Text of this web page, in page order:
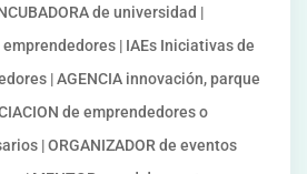
de universidad |
emprendedores | IAEs Iniciativas de
| AGENCIA innovación, parque
de emprendedores o
| ORGANIZADOR de eventos